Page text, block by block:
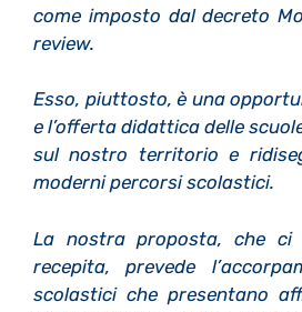
come imposto dal decreto
review.
Esso, piuttosto, è una
e l’offerta didattica delle
sul nostro territorio e
moderni percorsi scolastici.
La nostra proposta, che ci
recepita, prevede
scolastici che presentano